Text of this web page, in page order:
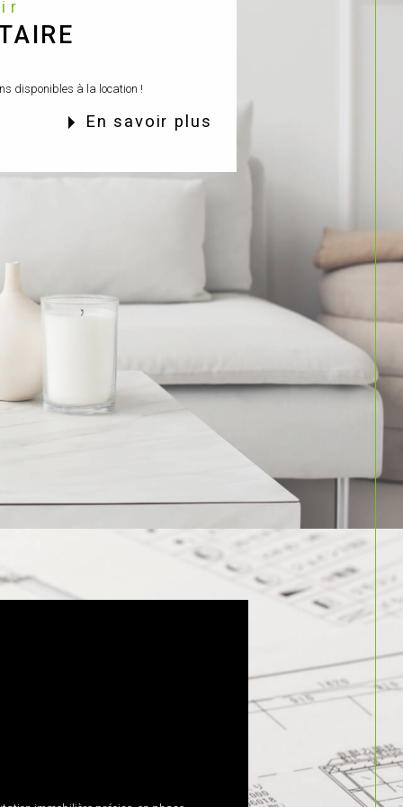
disponibles à la location !
en savoir plus